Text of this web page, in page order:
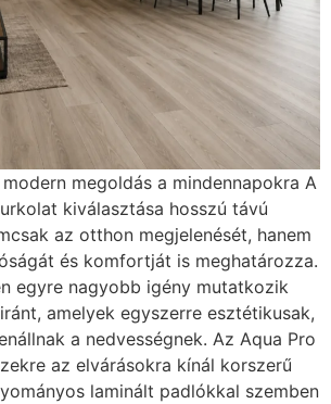
megoldás a mindennapokra A
kiválasztása hosszú távú
az otthon megjelenését, hanem
és komfortját is meghatározza.
egyre nagyobb igény mutatkozik
amelyek egyszerre esztétikusak,
a nedvességnek. Az Aqua Pro
az elvárásokra kínál korszerű
laminált padlókkal szemben